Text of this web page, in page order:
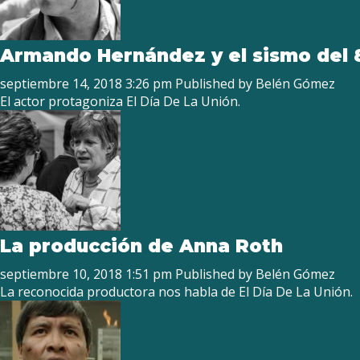
Armando Hernández y el sismo del
septiembre 14, 2018 3:26 pm Published by Belén Gómez
El actor protagoniza El Día De La Unión.
La producción de Anna Roth
septiembre 10, 2018 1:51 pm Published by Belén Gómez
La reconocida productora nos habla de El Día De La Unión.